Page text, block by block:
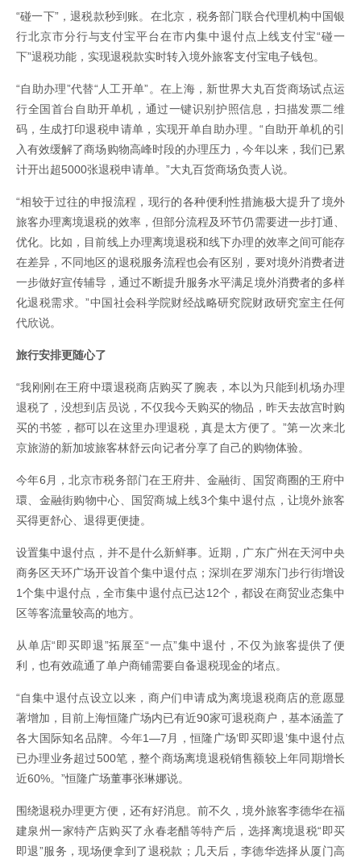
“碰一下”，退税款秒到账。在北京，税务部门联合代理机构中国银
行北京市分行与支付宝平台在市内集中退付点上线支付宝“碰一
下”退税功能，实现退税款实时转入境外旅客支付宝电子钱包。
“自助办理”代替“人工开单”。在上海，新世界大丸百货商场试点运
行全国首台自助开单机，通过一键识别护照信息，扫描发票二维
码，生成打印退税申请单，实现开单自助办理。“自助开单机的引
入有效缓解了商场购物高峰时段的办理压力，今年以来，我们已累
计开出超5000张退税申请单。”大丸百货商场负责人说。
“相较于过往的申报流程，现行的各种便利性措施极大提升了境外
旅客办理离境退税的效率，但部分流程及环节仍需要进一步打通、
优化。比如，目前线上办理离境退税和线下办理的效率之间可能存
在差异，不同地区的退税服务流程也会有区别，要对境外消费者进
一步做好宣传辅导，通过不断提升服务水平满足境外消费者的多样
化退税需求。”中国社会科学院财经战略研究院财政研究室主任何
代欣说。
旅行安排更随心了
“我刚刚在王府中環退税商店购买了腕表，本以为只能到机场办理
退税了，没想到店员说，不仅我今天购买的物品，昨天去故宫时购
买的书签，都可以在这里办理退税，真是太方便了。”第一次来北
京旅游的新加坡旅客林舒云向记者分享了自己的购物体验。
今年6月，北京市税务部门在王府井、金融街、国贸商圈的王府中
環、金融街购物中心、国贸商城上线3个集中退付点，让境外旅客
买得更舒心、退得更便捷。
设置集中退付点，并不是什么新鲜事。近期，广东广州在天河中央
商务区天环广场开设首个集中退付点；深圳在罗湖东门步行街增设
1个集中退付点，全市集中退付点已达12个，都设在商贸业态集中
区等客流量较高的地方。
从单店“即买即退”拓展至“一点”集中退付，不仅为旅客提供了便
利，也有效疏通了单户商铺需要自备退税现金的堵点。
“自集中退付点设立以来，商户们申请成为离境退税商店的意愿显
著增加，目前上海恒隆广场内已有近90家可退税商户，基本涵盖了
各大国际知名品牌。今年1—7月，恒隆广场‘即买即退’集中退付点
已办理业务超过500笔，整个商场离境退税销售额较上年同期增长
近60%。”恒隆广场董事张琳娜说。
围绕退税办理更方便，还有好消息。前不久，境外旅客李德华在福
建泉州一家特产店购买了永春老醋等特产后，选择离境退税“即买
即退”服务，现场便拿到了退税款；几天后，李德华选择从厦门高